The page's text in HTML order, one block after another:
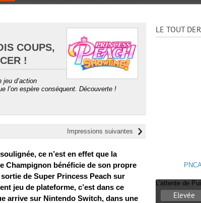
COUPS,
!
jeu d’action
l’on espère conséquent. Découverte !
Impressions suivantes
ce n’est en effet que la
Champignon bénéficie de son propre
de Super Princess Peach sur
jeu de plateforme, c’est dans ce
arrive sur Nintendo Switch, dans une
LE TOUT
L'attente de
Elevée